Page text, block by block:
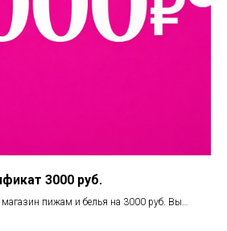
3000 руб.
пижам и белья на 3000 руб. Вы